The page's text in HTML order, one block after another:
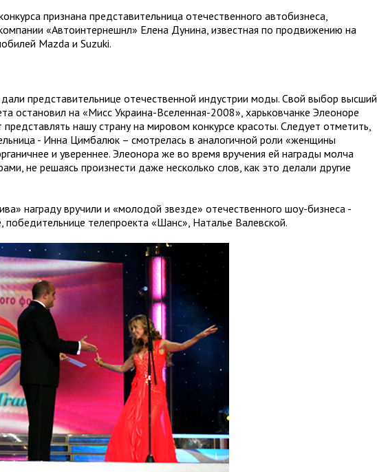
признана представительница отечественного автобизнеса,
«Автоинтернешнл» Елена Дунина, известная по продвижению на
Mazda и Suzuki.
представительнице отечественной индустрии моды. Свой выбор высший
остановил на «Мисс Украина-Вселенная-2008», харьковчанке Элеоноре
нашу страну на мировом конкурсе красоты. Следует отметить,
- Инна Цимбалюк – смотрелась в аналогичной роли «женщины
и увереннее. Элеонора же во время вручения ей награды молча
не решаясь произнести даже несколько слов, как это делали другие
награду вручили и «молодой звезде» отечественного шоу-бизнеса -
победительнице телепроекта «Шанс», Наталье Валевской.